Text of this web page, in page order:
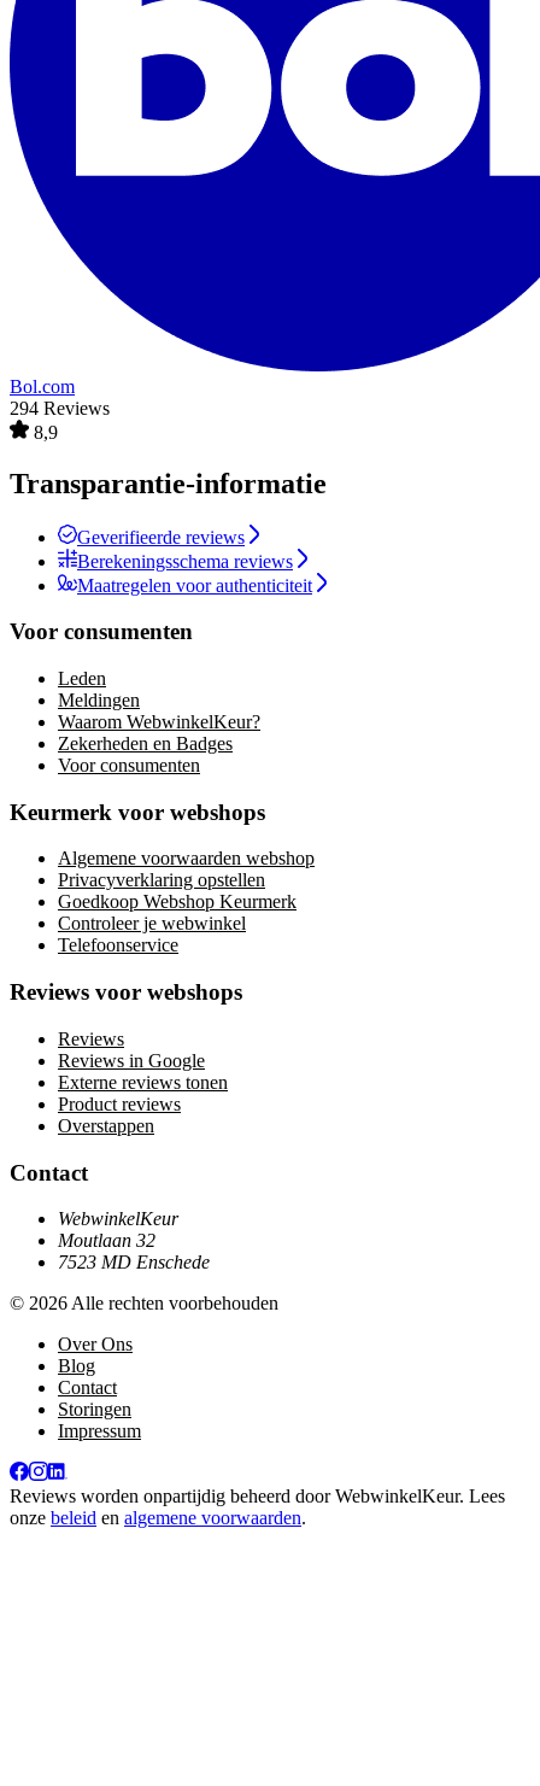
Bol.com
294 Reviews
8,9
Transparantie-informatie
Geverifieerde reviews
Berekeningsschema reviews
Maatregelen voor authenticiteit
Voor consumenten
Leden
Meldingen
Waarom WebwinkelKeur?
Zekerheden en Badges
Voor consumenten
Keurmerk voor webshops
Algemene voorwaarden webshop
Privacyverklaring opstellen
Goedkoop Webshop Keurmerk
Controleer je webwinkel
Telefoonservice
Reviews voor webshops
Reviews
Reviews in Google
Externe reviews tonen
Product reviews
Overstappen
Contact
WebwinkelKeur
Moutlaan 32
7523 MD Enschede
© 2026 Alle rechten voorbehouden
Over Ons
Blog
Contact
Storingen
Impressum
Reviews worden onpartijdig beheerd doorWebwinkelKeur. Lees
onze beleid en algemene voorwaarden.